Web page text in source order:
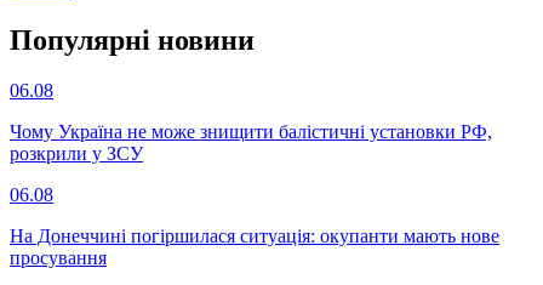
Популярнi новини
06.08
Чому Україна не може знищити балістичні установки РФ,
розкрили у ЗСУ
06.08
На Донеччині погіршилася ситуація: окупанти мають нове
просування